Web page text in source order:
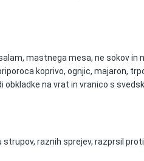
mastnega mesa, ne sokov in
koprivo, ognjic, majaron,
obkladke na vrat in vranico s
raznih sprejev, razprsil